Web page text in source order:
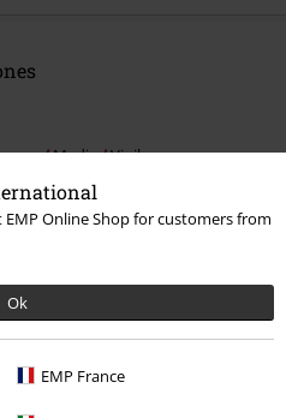
EMP Online Shop for customers from
Ok
EMP France
Media Vinilo
Metal